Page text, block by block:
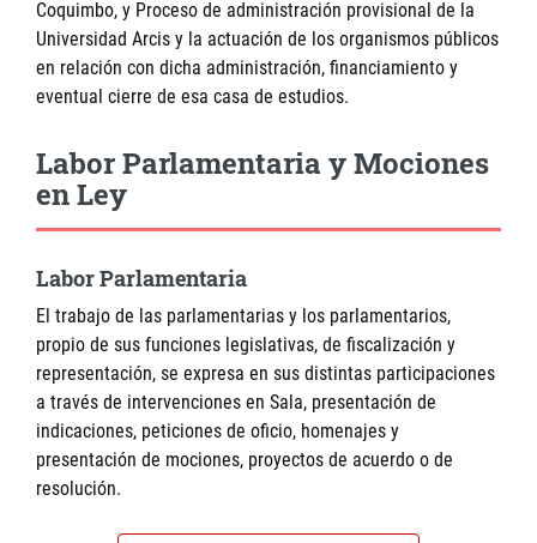
Coquimbo, y Proceso de administración provisional de la
Universidad Arcis y la actuación de los organismos públicos
en relación con dicha administración, financiamiento y
eventual cierre de esa casa de estudios.
Labor Parlamentaria y Mociones
en Ley
Labor Parlamentaria
El trabajo de las parlamentarias y los parlamentarios,
propio de sus funciones legislativas, de fiscalización y
representación, se expresa en sus distintas participaciones
a través de intervenciones en Sala, presentación de
indicaciones, peticiones de oficio, homenajes y
presentación de mociones, proyectos de acuerdo o de
resolución.